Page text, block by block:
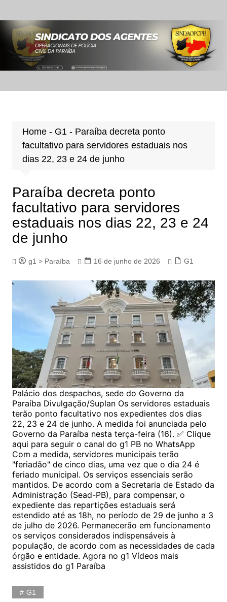
para
conteúdo
Home- G1 - Paraíba decreta ponto
facultativo para servidores estaduais nos
dias 22, 23 e 24 de junho
Paraíba decreta ponto
facultativo para servidores
estaduais nos dias 22, 23 e 24
de junho
g1 > Paraíba 16 de junho de 2026 G1
Palácio dos despachos, sede do Governo da
Paraíba Divulgação/Suplan Os servidores estaduais
terão ponto facultativo nos expedientes dos dias
22, 23 e 24 de junho. A medida foi anunciada pelo
Governo da Paraíba nesta terça-feira (16). ✅ Clique
aqui para seguir o canal do g1 PB no WhatsApp
Com a medida, servidores municipais terão
"feriadão" de cinco dias, uma vez que o dia 24 é
feriado municipal. Os serviços essenciais serão
mantidos. De acordo com a Secretaria de Estado da
Administração (Sead-PB), para compensar, o
expediente das repartições estaduais será
estendido até as 18h, no período de 29 de junho a 3
de julho de 2026. Permanecerão em funcionamento
os serviços considerados indispensáveis à
população, de acordo com as necessidades de cada
órgão e entidade. Agora no g1 Vídeos mais
assistidos do g1 Paraíba
G1